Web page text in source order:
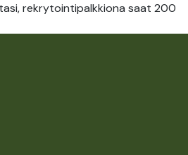
rekrytointipalkkiona saat 200